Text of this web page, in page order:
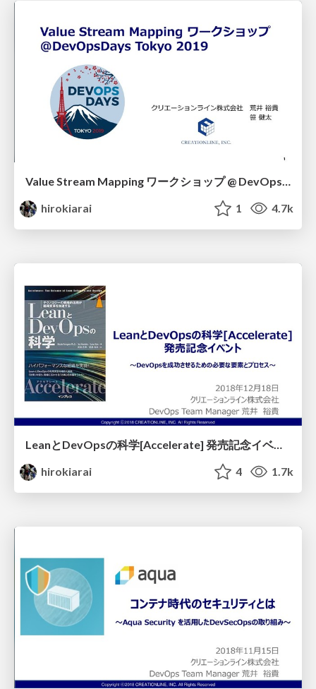
Value Stream Mapping ワークショップ @ DevOpsDays Tokyo 2019
hirokiarai
1 4.7k
LeanとDevOpsの科学[Accelerate] 発売記念イベント～DevOpsを成功させるための必要な要素とプロセス～
hirokiarai
4 1.7k